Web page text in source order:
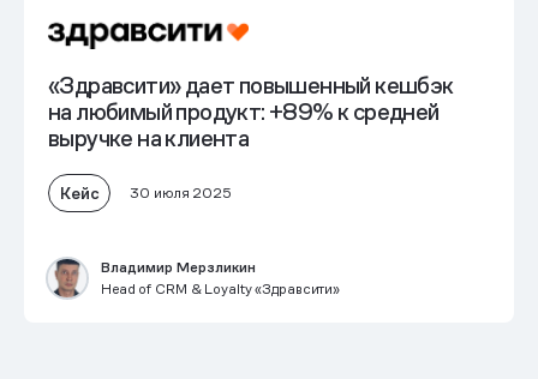
«Здравсити» дает повышенный кешбэк
на любимый продукт: +89% к средней
выручке на клиента
Кейс 30 июля 2025
Владимир Мерзликин
Head of CRM & Loyalty «Здравсити»